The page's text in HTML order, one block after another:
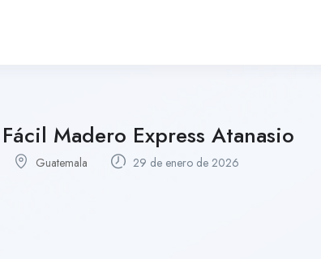
Madero Express Atanasio
Guatemala 29 de enero de 2026